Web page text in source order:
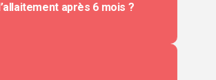
l’allaitement après 6 mois ?